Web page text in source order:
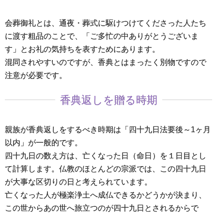
会葬御礼とは、通夜・葬式に駆けつけてくださった人たち
に渡す粗品のことで、「ご多忙の中ありがとうございま
す」とお礼の気持ちを表すためにあります。
混同されやすいのですが、香典とはまったく別物ですので
注意が必要です。
香典返しを贈る時期
親族が香典返しをするべき時期は「四十九日法要後～1ヶ月
以内」が一般的です。
四十九日の数え方は、亡くなった日（命日）を１日目とし
て計算します。仏教のほとんどの宗派では、この四十九日
が大事な区切りの日と考えられています。
亡くなった人が極楽浄土へ成仏できるかどうかが決まり、
この世からあの世へ旅立つのが四十九日とされるからで